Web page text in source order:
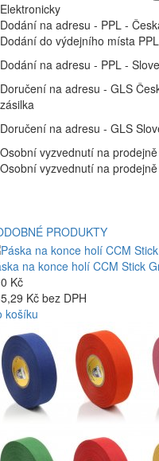
Elektronicky
Dodání na adresu - PPL -
Dodání do výdejního místa
Dodání na adresu - PPL -
Doručení na adresu - GLS
zásilka
Doručení na adresu - GLS
Osobní vyzvednutí na
Osobní vyzvednutí na
PRODUKTY
na konce holí CCM Stick
Kč
Kč bez DPH
košíku